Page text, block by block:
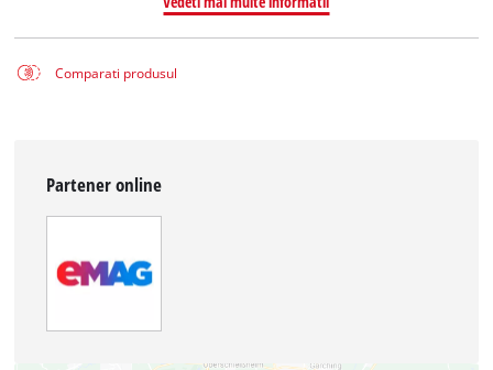
Comparati produsul
Partener online